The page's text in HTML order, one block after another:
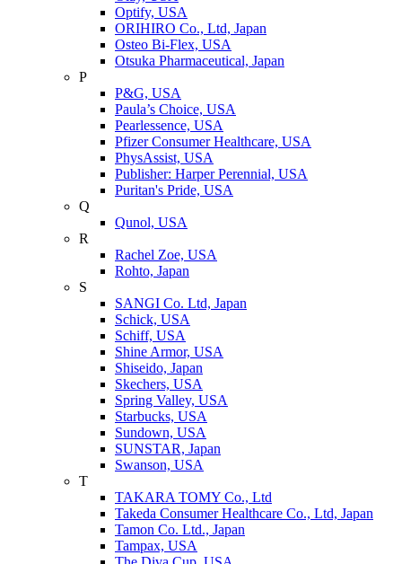
Optify, USA
ORIHIRO Co., Ltd, Japan
Osteo Bi-Flex, USA
Otsuka Pharmaceutical, Japan
P
P&G, USA
Paula’s Choice, USA
Pearlessence, USA
Pfizer Consumer Healthcare, USA
PhysAssist, USA
Publisher: Harper Perennial, USA
Puritan's Pride, USA
Q
Qunol, USA
R
Rachel Zoe, USA
Rohto, Japan
S
SANGI Co. Ltd, Japan
Schick, USA
Schiff, USA
Shine Armor, USA
Shiseido, Japan
Skechers, USA
Spring Valley, USA
Starbucks, USA
Sundown, USA
SUNSTAR, Japan
Swanson, USA
T
TAKARA TOMY Co., Ltd
Takeda Consumer Healthcare Co., Ltd, Japan
Tamon Co. Ltd., Japan
Tampax, USA